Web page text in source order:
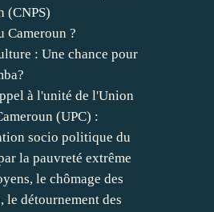
(CNPS)
Cameroun ?
: Une chance pour
à l'unité de l'Union
(UPC) :
socio politique du
la pauvreté extrême
le chômage des
le détournement des